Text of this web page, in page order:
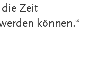
Zeit
können.“